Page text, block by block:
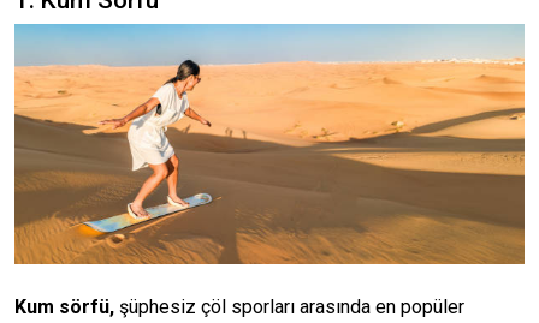
Kum sörfü, şüphesiz çöl sporları arasında en popüler